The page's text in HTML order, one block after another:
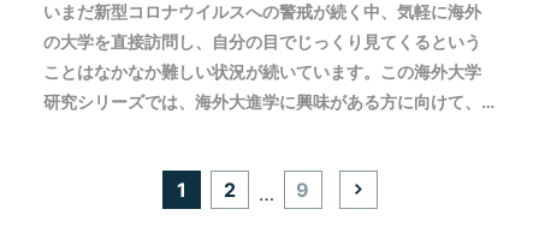
いまだ新型コロナウイルスへの警戒が続く中、気軽に海外
の大学を直接訪問し、自分の目でじっくり見てくるという
ことはなかなか難しい状況が続いています。この海外大学
研究シリーズでは、海外大進学に興味がある方に向けて、
1 2 … 9